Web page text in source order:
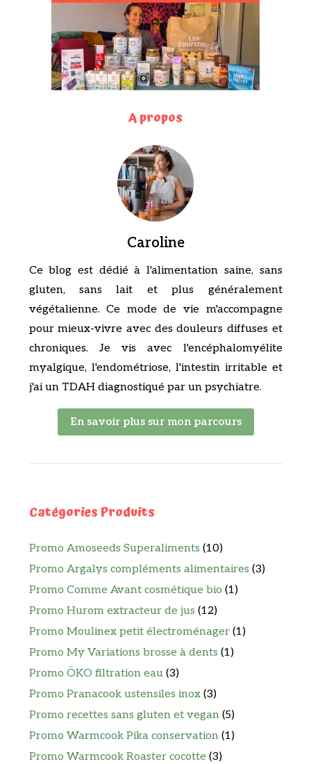
A propos
Caroline
Ce blog est dédié à l'alimentation saine, sans
gluten, sans lait et plus généralement
végétalienne. Ce mode de vie m'accompagne
pour mieux-vivre avec des douleurs diffuses et
chroniques. Je vis avec l'encéphalomyélite
myalgique, l'endométriose, l'intestin irritable et
j'ai un TDAH diagnostiqué par un psychiatre.
En savoir plus sur mon parcours
Catégories Produits
Promo Amoseeds Superaliments (10)
Promo Argalys compléments alimentaires (3)
Promo Comme Avant cosmétique bio (1)
Promo Hurom extracteur de jus (12)
Promo Moulinex petit électroménager (1)
Promo My Variations brosse à dents (1)
Promo ÖKO filtration eau (3)
Promo Pranacook ustensiles inox (3)
Promo recettes sans gluten et vegan (5)
Promo Warmcook Pika conservation (1)
Promo Warmcook Roaster cocotte (3)